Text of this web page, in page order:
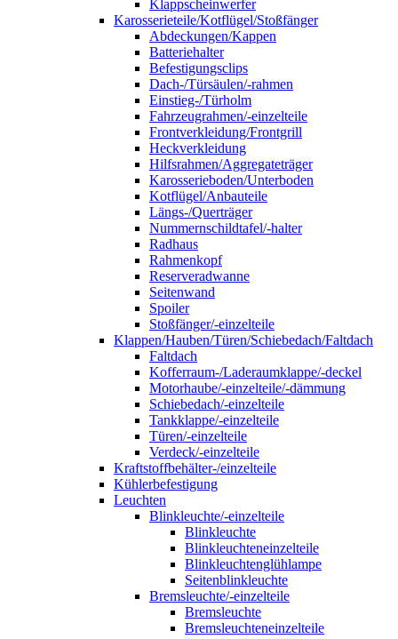
Klappscheinwerfer
Karosserieteile/Kotflügel/Stoßfänger
Abdeckungen/Kappen
Batteriehalter
Befestigungsclips
Dach-/Türsäulen/-rahmen
Einstieg-/Türholm
Fahrzeugrahmen/-einzelteile
Frontverkleidung/Frontgrill
Heckverkleidung
Hilfsrahmen/Aggregateträger
Karosserieboden/Unterboden
Kotflügel/Anbauteile
Längs-/Querträger
Nummernschildtafel/-halter
Radhaus
Rahmenkopf
Reserveradwanne
Seitenwand
Spoiler
Stoßfänger/-einzelteile
Klappen/Hauben/Türen/Schiebedach/Faltdach
Faltdach
Kofferraum-/Laderaumklappe/-deckel
Motorhaube/-einzelteile/-dämmung
Schiebedach/-einzelteile
Tankklappe/-einzelteile
Türen/-einzelteile
Verdeck/-einzelteile
Kraftstoffbehälter-/einzelteile
Kühlerbefestigung
Leuchten
Blinkleuchte/-einzelteile
Blinkleuchte
Blinkleuchteneinzelteile
Blinkleuchtenglühlampe
Seitenblinkleuchte
Bremsleuchte/-einzelteile
Bremsleuchte
Bremsleuchteneinzelteile